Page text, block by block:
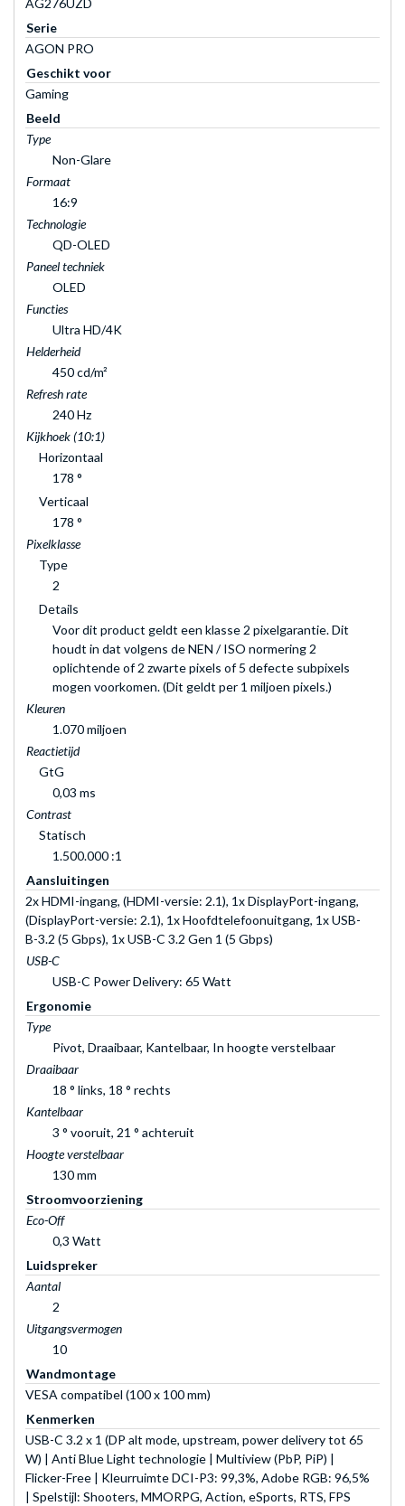
AG276UZD
Serie
AGON PRO
Geschikt voor
Gaming
Beeld
Type
Non-Glare
Formaat
16:9
Technologie
QD-OLED
Paneel techniek
OLED
Functies
Ultra HD/4K
Helderheid
450 cd/m²
Refresh rate
240 Hz
Kijkhoek (10:1)
Horizontaal
178 °
Verticaal
178 °
Pixelklasse
Type
2
Details
Voor dit product geldt een klasse 2 pixelgarantie. Dit
houdt in dat volgens de NEN / ISO normering 2
oplichtende of 2 zwarte pixels of 5 defecte subpixels
mogen voorkomen. (Dit geldt per 1 miljoen pixels.)
Kleuren
1.070 miljoen
Reactietijd
GtG
0,03 ms
Contrast
Statisch
1.500.000 :1
Aansluitingen
2x HDMI-ingang, (HDMI-versie: 2.1), 1x DisplayPort-ingang,
(DisplayPort-versie: 2.1), 1x Hoofdtelefoonuitgang, 1x USB-
B-3.2 (5 Gbps), 1x USB-C 3.2 Gen 1 (5 Gbps)
USB-C
USB-C Power Delivery: 65 Watt
Ergonomie
Type
Pivot, Draaibaar, Kantelbaar, In hoogte verstelbaar
Draaibaar
18 ° links, 18 ° rechts
Kantelbaar
3 ° vooruit, 21 ° achteruit
Hoogte verstelbaar
130 mm
Stroomvoorziening
Eco-Off
0,3 Watt
Luidspreker
Aantal
2
Uitgangsvermogen
10
Wandmontage
VESA compatibel (100 x 100 mm)
Kenmerken
USB-C 3.2 x 1 (DP alt mode, upstream, power delivery tot 65
W) | Anti Blue Light technologie | Multiview (PbP, PiP) |
Flicker-Free | Kleurruimte DCI-P3: 99,3%, Adobe RGB: 96,5%
| Spelstijl: Shooters, MMORPG, Action, eSports, RTS, FPS